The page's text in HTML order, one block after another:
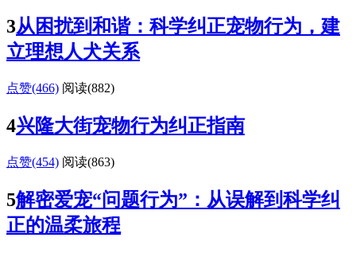
3从困扰到和谐：科学纠正宠物行为，建
立理想人犬关系
点赞(466) 阅读(882)
4兴隆大街宠物行为纠正指南
点赞(454) 阅读(863)
5解密爱宠“问题行为”：从误解到科学纠
正的温柔旅程